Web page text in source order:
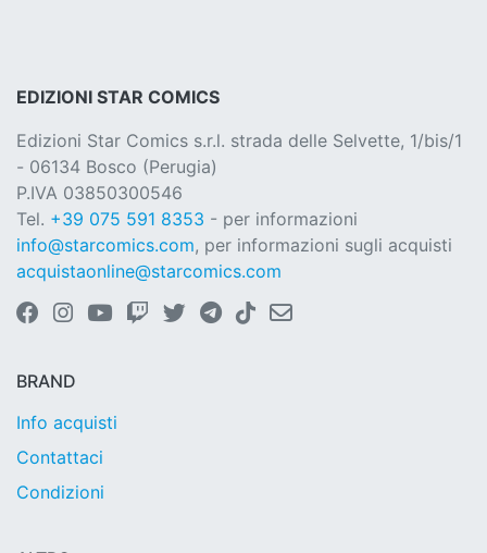
EDIZIONI STAR COMICS
Edizioni Star Comics s.r.l. strada delle Selvette, 1/bis/1
- 06134 Bosco (Perugia)
P.IVA 03850300546
Tel. +39 075 591 8353 - per informazioni
info@starcomics.com, per informazioni sugli acquisti
acquistaonline@starcomics.com
BRAND
Info acquisti
Contattaci
Condizioni